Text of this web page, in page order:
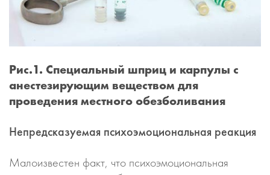
Рис.1. Специальный шприц и карпулы с
анестезирующим веществом для
проведения местного обезболивания
Непредсказуемая психоэмоциональная реакция
Малоизвестен факт, что психоэмоциональная